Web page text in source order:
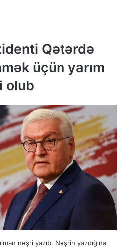
Qətərdə
üçün yarım
olub
nəşri yazıb. Nəşrin yazdığına